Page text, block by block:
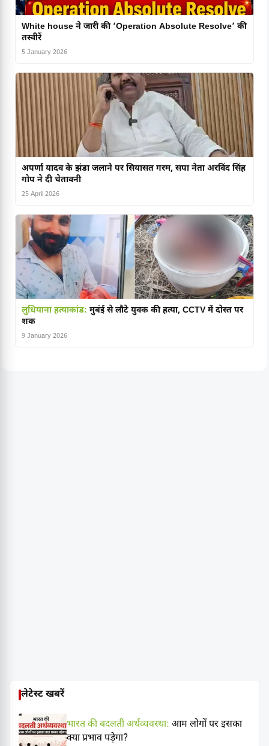
White house ने जारी की ‘Operation Absolute Resolve’ की
तस्वीरें
5 January 2026
अपर्णा यादव के झंडा जलाने पर सियासत गरम, सपा नेता अरविंद सिंह
गोप ने दी चेतावनी
25 April 2026
लुधियाना हत्याकांड: मुबंई से लौटे युवक की हत्या, CCTV में दोस्त पर
शक
9 January 2026
लेटेस्ट खबरें
भारत की बदलती अर्थव्यवस्था: आम लोगों पर इसका
क्या प्रभाव पड़ेगा?